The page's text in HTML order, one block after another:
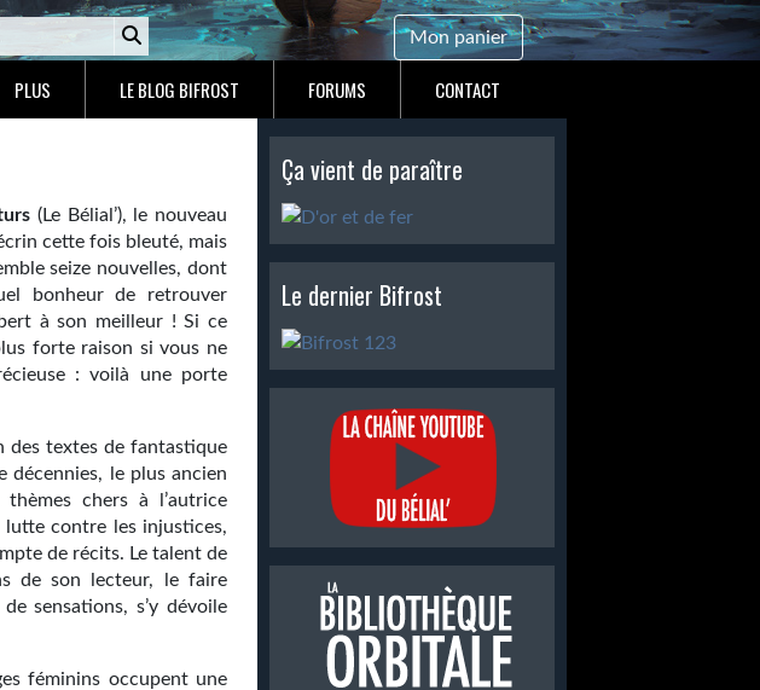
Mon panier
PLUS LE BLOG BIFROST FORUMS CONTACT
(Le Bélial’), le nouveau
cette fois bleuté, mais
seize nouvelles, dont
bonheur de retrouver
à son meilleur ! Si ce
forte raison si vous ne
: voilà une porte
des textes de fantastique
décennies, le plus ancien
chers à l’autrice
lutte contre les injustices,
de récits. Le talent de
de son lecteur, le faire
sensations, s’y dévoile
féminins occupent une
Ça vient de paraître
Le dernier Bifrost